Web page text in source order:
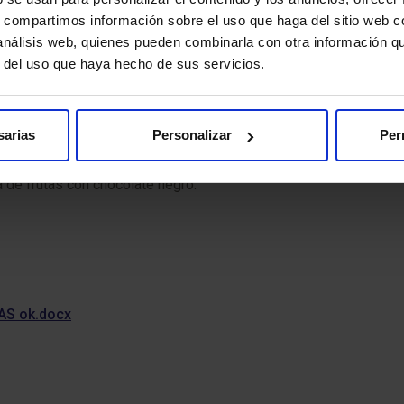
información sobre el uso que haga del sitio web
web, quienes pueden combinarla con otra información
uso que haya hecho de sus servicios.
Personalizar
muerte en el mundo (alrededor del 30% de ellas tienen
nutricionales correctos durante las fiestas navideñas. Este
primer plato consistente en ensalada de brotes tiernos
de frutas con chocolate negro.
ok.docx